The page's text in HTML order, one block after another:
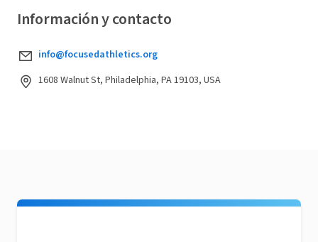
Información y contacto
info@focusedathletics.org
1608 Walnut St, Philadelphia, PA 19103, USA